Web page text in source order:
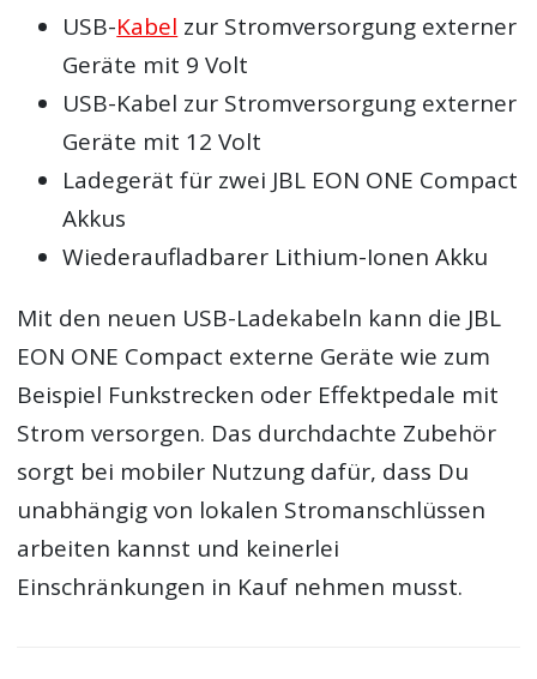
USB-Kabel zur Stromversorgung externer
Geräte mit 9 Volt
USB-Kabel zur Stromversorgung externer
Geräte mit 12 Volt
Ladegerät für zwei JBL EON ONE Compact
Akkus
Wiederaufladbarer Lithium-Ionen Akku
Mit den neuen USB-Ladekabeln kann die JBL
EON ONE Compact externe Geräte wie zum
Beispiel Funkstrecken oder Effektpedale mit
Strom versorgen. Das durchdachte Zubehör
sorgt bei mobiler Nutzung dafür, dass Du
unabhängig von lokalen Stromanschlüssen
arbeiten kannst und keinerlei
Einschränkungen in Kauf nehmen musst.